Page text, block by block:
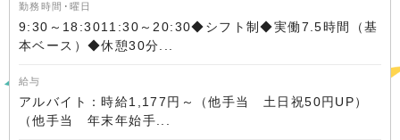
勤務時間･曜日
9:30～18:3011:30～20:30◆シフト制◆実働7.5時間（基
本ベース）◆休憩30分...
給与
アルバイト：時給1,177円～（他手当 土日祝50円UP）
（他手当 年末年始手...